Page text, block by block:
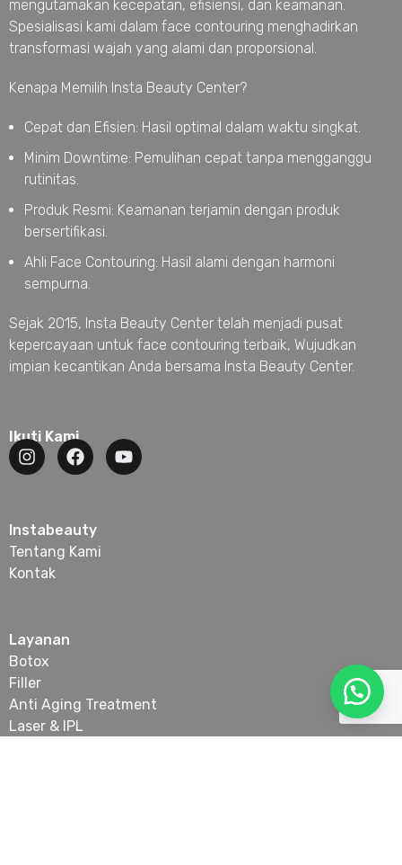
mengutamakan kecepatan, efisiensi, dan keamanan.
Spesialisasi kami dalam face contouring menghadirkan
transformasi wajah yang alami dan proporsional.
Kenapa Memilih Insta Beauty Center?
Cepat dan Efisien: Hasil optimal dalam waktu singkat.
Minim Downtime: Pemulihan cepat tanpa mengganggu
rutinitas.
Produk Resmi: Keamanan terjamin dengan produk
bersertifikasi.
Ahli Face Contouring: Hasil alami dengan harmoni
sempurna.
Sejak 2015, Insta Beauty Center telah menjadi pusat
kepercayaan untuk face contouring terbaik, Wujudkan
impian kecantikan Anda bersama Insta Beauty Center.
Ikuti Kami
Instabeauty
Tentang Kami
Kontak
Layanan
Botox
Filler
Anti Aging Treatment
Laser & IPL